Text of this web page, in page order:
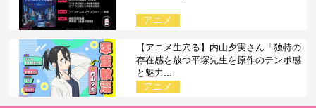
アニメ
【アニメ生穴る】内山夕実さん「独特の
存在感を放つ平塚先生を原作のテンポ感
と魅力...
アニメ